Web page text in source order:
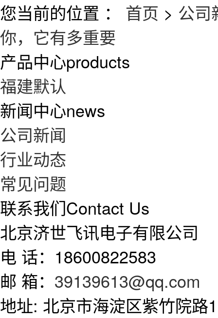
您当前的位置 ： 首页 > 公司
你，它有多重要
产品中心products
福建默认
新闻中心news
公司新闻
行业动态
常见问题
联系我们Contact Us
北京济世飞讯电子有限公司
电 话：18600822583
邮 箱： 39139613@qq.com
地址: 北京市海淀区紫竹院路